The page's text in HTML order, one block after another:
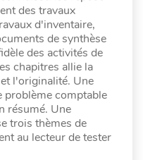
des travaux
d'inventaire,
de synthèse
des activités de
chapitres allie la
l'originalité. Une
problème comptable
résumé. Une
trois thèmes de
au lecteur de tester